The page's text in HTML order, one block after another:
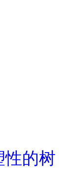
性的树